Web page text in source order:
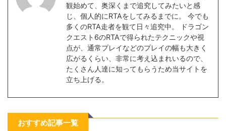
観始めて、奥深くまで追究してみたいと感
じ、個人的にRTAをしてみるまでに。 今でも
多くのRTA走者を観て日々追究中。 ドラゴン
クエスト6のRTAで得られたテクニックや視
点が、通常プレイなどのプレイの幅も大きく
広がるくらい、非常に考え込まれいるので、
たくさん人達に知ってもらうため当サイトを
立ち上げる。
おすすめ記事一覧